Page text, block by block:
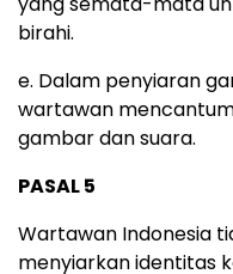
birahi.
e. Dalam penyiaran
wartawan
gambar dan suara.
PASAL 5
Wartawan Indonesia
menyiarkan identitas